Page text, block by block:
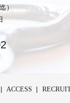
）
ACCESS